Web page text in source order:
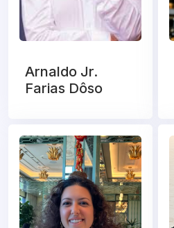
Arnaldo Jr.
Farias Dôso